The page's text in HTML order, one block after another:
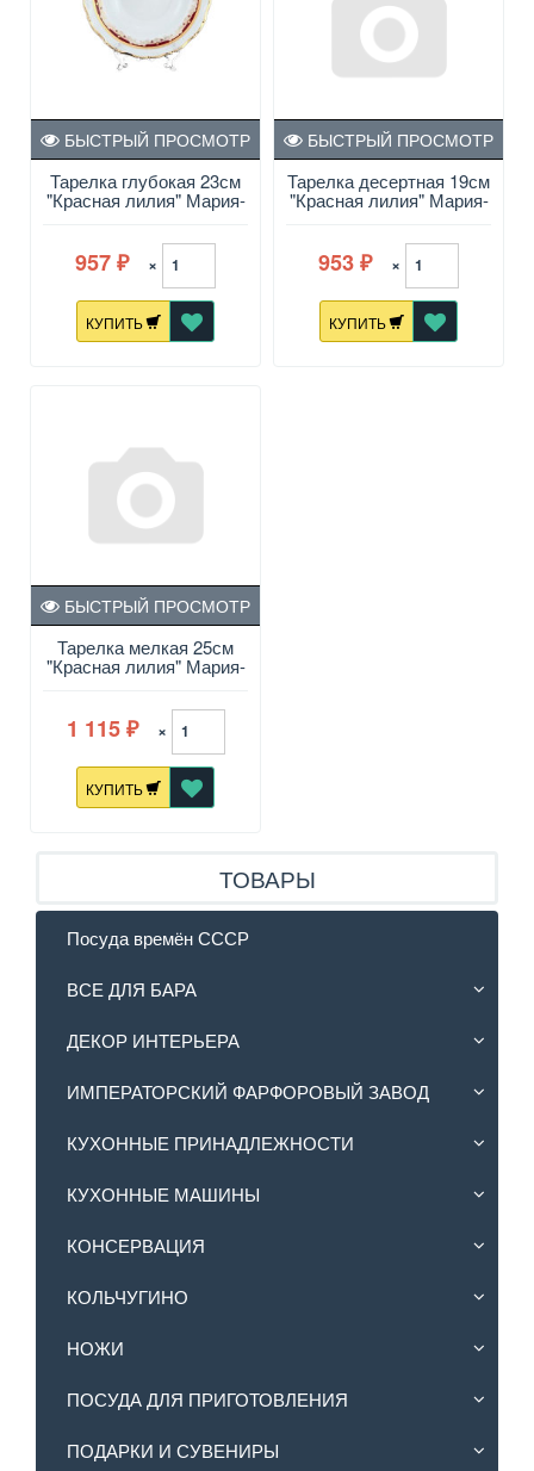
Тарелка глубокая 23см
"Красная лилия" Мария-
БЫСТРЫЙ ПРОСМОТР
957 ₽ ×
КУПИТЬ
Тарелка десертная 19см
"Красная лилия" Мария-
БЫСТРЫЙ ПРОСМОТР
953 ₽ ×
КУПИТЬ
Тарелка мелкая 25см
"Красная лилия" Мария-
БЫСТРЫЙ ПРОСМОТР
1 115 ₽ ×
КУПИТЬ
ТОВАРЫ
Посуда времён СССР
ВСЕ ДЛЯ БАРА
ДЕКОР ИНТЕРЬЕРА
ИМПЕРАТОРСКИЙ ФАРФОРОВЫЙ ЗАВОД
КУХОННЫЕ ПРИНАДЛЕЖНОСТИ
КУХОННЫЕ МАШИНЫ
КОНСЕРВАЦИЯ
КОЛЬЧУГИНО
НОЖИ
ПОСУДА ДЛЯ ПРИГОТОВЛЕНИЯ
ПОДАРКИ И СУВЕНИРЫ